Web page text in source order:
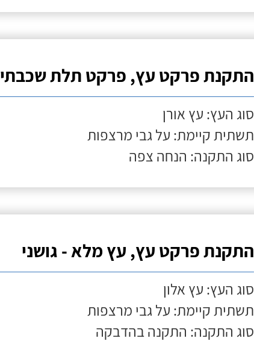
התקנת פרקט עץ, פרקט תלת שכבתי
סוג העץ: עץ אורן
תשתית קיימת: על גבי מרצפות
סוג התקנה: הנחה צפה
התקנת פרקט עץ, עץ מלא - גושני
סוג העץ: עץ אלון
תשתית קיימת: על גבי מרצפות
סוג התקנה: התקנה בהדבקה